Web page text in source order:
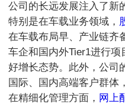
公司的长远发展注入了新
特别是在车载业务领域，
在车载布局早、产业链齐
车企和国内外Tier1进行
好增长态势。此外，公司
国际、国内高端客户群体
在精细化管理方面， 网上